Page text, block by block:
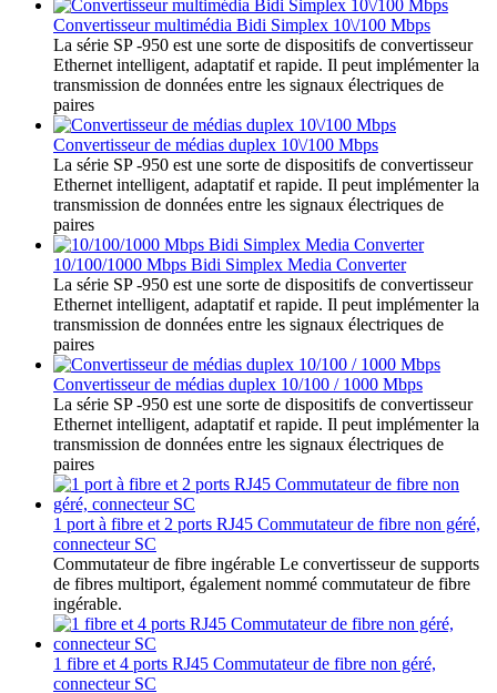
Convertisseur multimédia Bidi Simplex 10\/100 Mbps
La série SP -950 est une sorte de dispositifs de convertisseur
Ethernet intelligent, adaptatif et rapide. Il peut implémenter la
transmission de données entre les signaux électriques de
paires
Convertisseur de médias duplex 10\/100 Mbps
La série SP -950 est une sorte de dispositifs de convertisseur
Ethernet intelligent, adaptatif et rapide. Il peut implémenter la
transmission de données entre les signaux électriques de
paires
10/100/1000 Mbps Bidi Simplex Media Converter
La série SP -950 est une sorte de dispositifs de convertisseur
Ethernet intelligent, adaptatif et rapide. Il peut implémenter la
transmission de données entre les signaux électriques de
paires
Convertisseur de médias duplex 10/100 / 1000 Mbps
La série SP -950 est une sorte de dispositifs de convertisseur
Ethernet intelligent, adaptatif et rapide. Il peut implémenter la
transmission de données entre les signaux électriques de
paires
1 port à fibre et 2 ports RJ45 Commutateur de fibre non géré,
connecteur SC
Commutateur de fibre ingérable Le convertisseur de supports
de fibres multiport, également nommé commutateur de fibre
ingérable.
1 fibre et 4 ports RJ45 Commutateur de fibre non géré,
connecteur SC